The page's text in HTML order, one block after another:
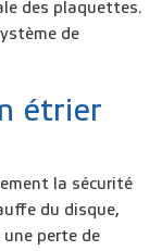
des plaquettes.
de
étrier
la sécurité
du disque,
perte de